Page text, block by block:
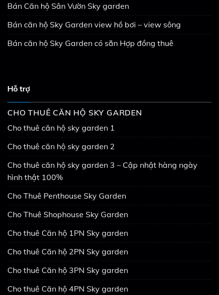
Bán Căn hộ Sân Vườn Sky garden
Bán căn hộ Sky Garden view hồ bơi – view sông
Bán căn hộ Sky Garden có sẵn Hợp đồng thuê
Hỗ trợ
CHO THUÊ CĂN HỘ SKY GARDEN
Cho thuê căn hộ sky garden 1
Cho thuê căn hộ sky garden 2
Cho thuê căn hộ sky garden 3 – Cập nhật hàng ngày
hình thật 100%
Cho Thuê Penthouse Sky Garden
Cho Thuê Shophouse Sky Garden
Cho thuê Căn hộ 1PN Sky garden
Cho thuê Căn hộ 2PN Sky garden
Cho thuê Căn hộ 3PN Sky garden
Cho thuê Căn hộ 4PN Sky garden